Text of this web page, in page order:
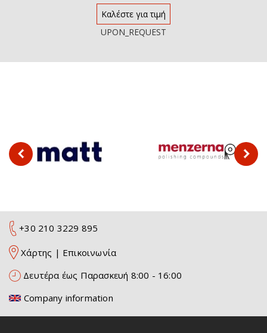
Καλέστε για τιμή
UPON_REQUEST
+30 210 3229 895
Χάρτης | Επικοινωνία
Δευτέρα έως Παρασκευή 8:00 - 16:00
Company information